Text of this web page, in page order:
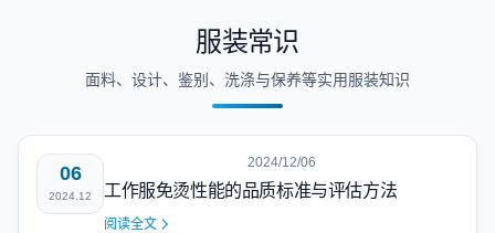
服装常识
面料、设计、鉴别、洗涤与保养等实用服装知识
06
2024.12
2024/12/06
工作服免烫性能的品质标准与评估方法
阅读全文